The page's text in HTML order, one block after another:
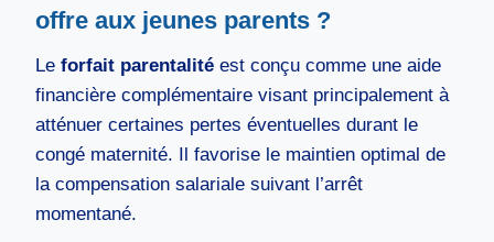
offre aux jeunes parents ?
Le forfait parentalité est conçu comme une aide
financière complémentaire visant principalement à
atténuer certaines pertes éventuelles durant le
congé maternité. Il favorise le maintien optimal de
la compensation salariale suivant l’arrêt
momentané.